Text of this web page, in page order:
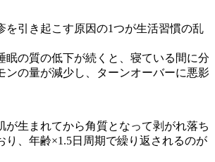
を引き起こす原因の1つが生活習慣の乱
眠の質の低下が続くと、寝ている間に分
ンの量が減少し、ターンオーバーに悪影
が生まれてから角質となって剥がれ落ち
り、年齢×1.5日周期で繰り返されるのが